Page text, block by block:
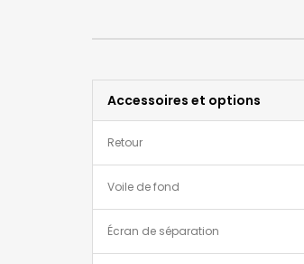
Accessoires et options
Retour
Voile de fond
Écran de séparation